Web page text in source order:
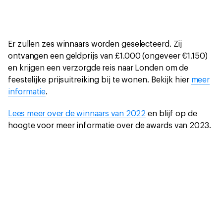
Er zullen zes winnaars worden geselecteerd. Zij
ontvangen een geldprijs van £1.000 (ongeveer €1.150)
en krijgen een verzorgde reis naar Londen om de
feestelijke prijsuitreiking bij te wonen. Bekijk hier meer
informatie.
Lees meer over de winnaars van 2022 en blijf op de
hoogte voor meer informatie over de awards van 2023.